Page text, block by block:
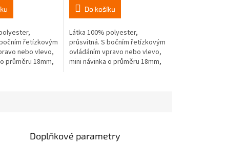
řetízkovým
nebo vlevo,
průměru 18mm,
Do košíku
Látka 100% polyester,
průsvitná. S bočním řetízkovým
ovládáním vpravo nebo vlevo,
mini návinka o průměru 18mm,
Doplňkové parametry